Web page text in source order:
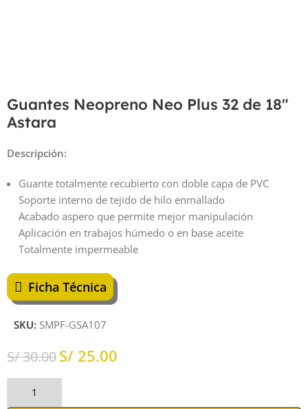
Guantes Neopreno Neo Plus 32 de 18″
Astara
Descripción:
Guante totalmente recubierto con doble capa de PVC
Soporte interno de tejido de hilo enmallado
Acabado aspero que permite mejor manipulación
Aplicación en trabajos húmedo o en base aceite
Totalmente impermeable
Ficha Técnica
SKU: SMPF-GSA107
S/30.00S/ 25.00